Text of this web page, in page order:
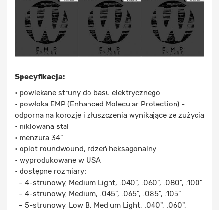
Specyfikacja:
• powlekane struny do basu elektrycznego
• powłoka EMP (Enhanced Molecular Protection) -
odporna na korozje i złuszczenia wynikające ze zużycia
• niklowana stal
• menzura 34"
• oplot roundwound, rdzeń heksagonalny
• wyprodukowane w USA
• dostępne rozmiary:
– 4-strunowy, Medium Light, .040", .060", .080", .100"
– 4-strunowy, Medium, .045", .065", .085", .105"
– 5-strunowy, Low B, Medium Light, .040", .060",